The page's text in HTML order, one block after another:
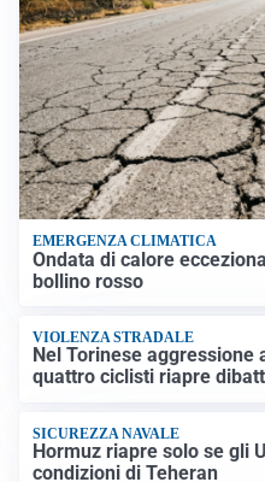
EMERGENZA CLIMATICA
Ondata di calore
bollino rosso
VIOLENZA STRADALE
Nel Torinese
quattro ciclisti riapre
SICUREZZA NAVALE
Hormuz riapre solo se gli
condizioni di Teheran